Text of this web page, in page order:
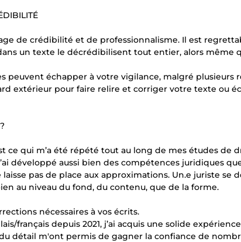
de crédibilité et de professionnalisme. Il est
un texte le décrédibilisent tout entier, alors même
peuvent échapper à votre vigilance, malgré plusieurs
extérieur pour faire relire et corriger votre texte ou
ce qui m’a été répété tout au long de mes études de
développé aussi bien des compétences juridiques
pas de place aux approximations. Un.e juriste
au niveau du fond, du contenu, que de la forme.
nécessaires à vos écrits.
français depuis 2021, j’ai acquis une solide
détail m'ont permis de gagner la confiance de